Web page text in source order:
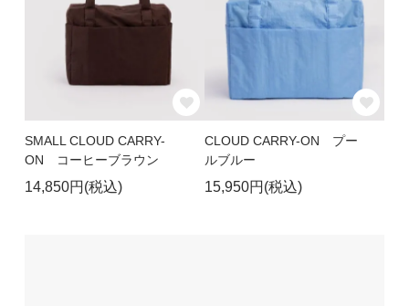
SMALL CLOUD CARRY-
ON コーヒーブラウン
14,850円(税込)
CLOUD CARRY-ON プー
ルブルー
15,950円(税込)